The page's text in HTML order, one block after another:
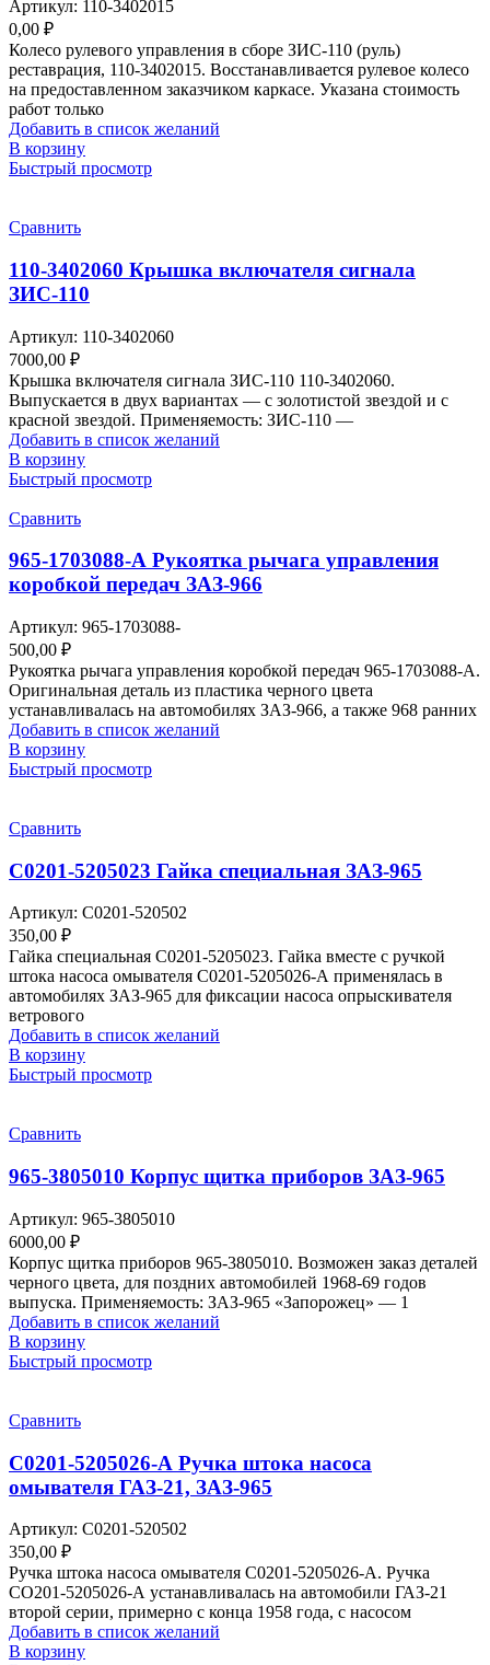
Артикул: 110-3402015
0,00 ₽
Колесо рулевого управления в сборе ЗИС-110 (руль)
реставрация, 110-3402015. Восстанавливается рулевое колесо
на предоставленном заказчиком каркасе. Указана стоимость
работ только
Добавить в список желаний
В корзину
Быстрый просмотр
Сравнить
110-3402060 Крышка включателя сигнала
ЗИС-110
Артикул: 110-3402060
7000,00 ₽
Крышка включателя сигнала ЗИС-110 110-3402060.
Выпускается в двух вариантах — с золотистой звездой и с
красной звездой. Применяемость: ЗИС-110 —
Добавить в список желаний
В корзину
Быстрый просмотр
Сравнить
965-1703088-А Рукоятка рычага управления
коробкой передач ЗАЗ-966
Артикул: 965-1703088-
500,00 ₽
Рукоятка рычага управления коробкой передач 965-1703088-А.
Оригинальная деталь из пластика черного цвета
устанавливалась на автомобилях ЗАЗ-966, а также 968 ранних
Добавить в список желаний
В корзину
Быстрый просмотр
Сравнить
С0201-5205023 Гайка специальная ЗАЗ-965
Артикул: С0201-520502
350,00 ₽
Гайка специальная С0201-5205023. Гайка вместе с ручкой
штока насоса омывателя С0201-5205026-А применялась в
автомобилях ЗАЗ-965 для фиксации насоса опрыскивателя
ветрового
Добавить в список желаний
В корзину
Быстрый просмотр
Сравнить
965-3805010 Корпус щитка приборов ЗАЗ-965
Артикул: 965-3805010
6000,00 ₽
Корпус щитка приборов 965-3805010. Возможен заказ деталей
черного цвета, для поздних автомобилей 1968-69 годов
выпуска. Применяемость: ЗАЗ-965 «Запорожец» — 1
Добавить в список желаний
В корзину
Быстрый просмотр
Сравнить
С0201-5205026-А Ручка штока насоса
омывателя ГАЗ-21, ЗАЗ-965
Артикул: С0201-520502
350,00 ₽
Ручка штока насоса омывателя С0201-5205026-А. Ручка
СО201-5205026-А устанавливалась на автомобили ГАЗ-21
второй серии, примерно с конца 1958 года, с насосом
Добавить в список желаний
В корзину